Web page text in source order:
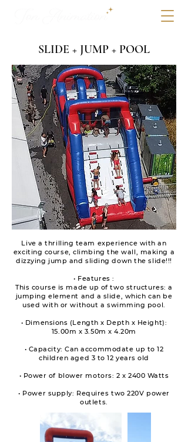
SLIDE + JUMP + POOL
Live a thrilling team experience with an
exciting course, climbing the wall, making a
dizzying jump and sliding down the slide!!!
• Features :
This course is made up of two structures: a
jumping element and a slide, which can be
used with or without a swimming pool.
• Dimensions (Length x Depth x Height):
15.00m x 3.50m x 4.20m
• Capacity: Can accommodate up to 12
children aged 3 to 12 years old
• Power of blower motors: 2 x 2400 Watts
• Power supply: Requires two 220V power
outlets.